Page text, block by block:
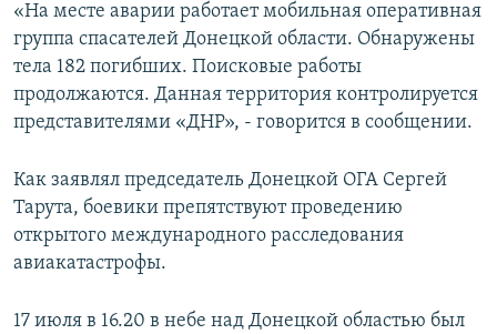
«На месте аварии работает мобильная оперативная
группа спасателей Донецкой области. Обнаружены
тела 182 погибших. Поисковые работы
продолжаются. Данная территория контролируется
представителями «ДНР», - говорится в сообщении.
Как заявлял председатель Донецкой ОГА Сергей
Тарута, боевики препятствуют проведению
открытого международного расследования
авиакатастрофы.
17 июля в 16.20 в небе над Донецкой областью был